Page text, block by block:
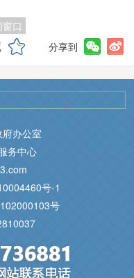
口
分享到
办公室
务中心
号-1
号